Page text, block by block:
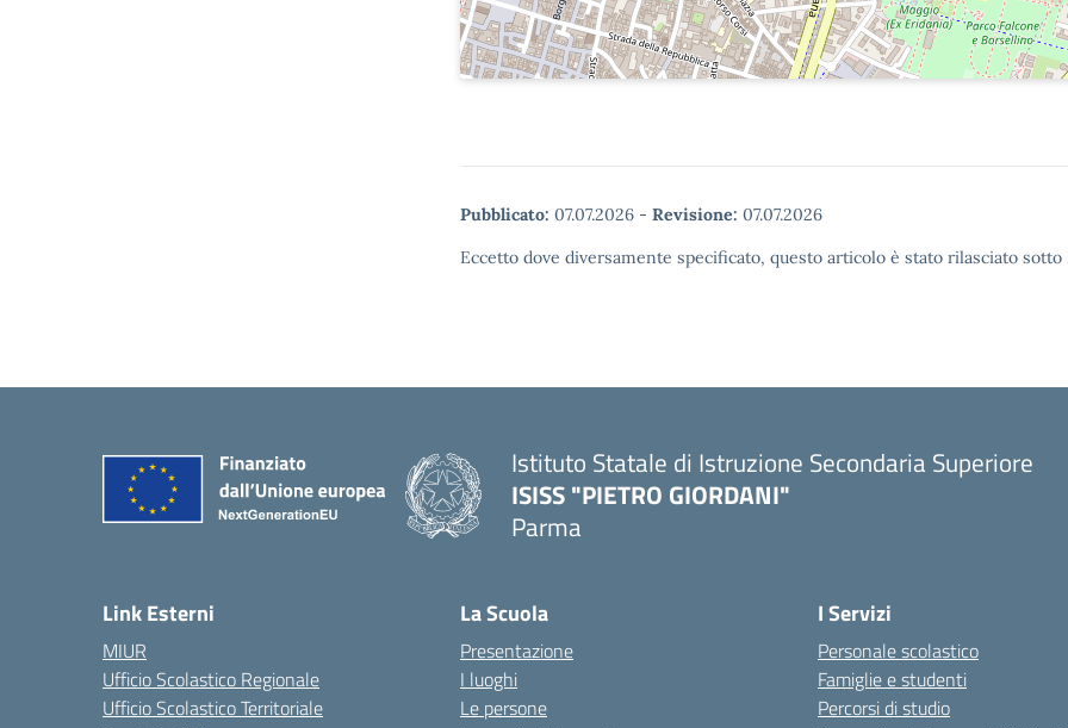
Pubblicato: 07.07.2026 - Revisione: 07.07.2026
Eccetto dove diversamente specificato, questo articolo è stato rilasciato
Istituto Statale di Istruzione Secondaria Superiore
ISISS "PIETRO GIORDANI"
Parma
Link Esterni
MIUR
Ufficio Scolastico Regionale
Ufficio Scolastico Territoriale
La Scuola
Presentazione
I luoghi
Le persone
I Servizi
Personale scolastico
Famiglie e studenti
Percorsi di studio